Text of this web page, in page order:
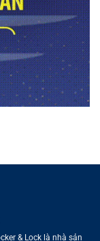
& Lock là nhà sản